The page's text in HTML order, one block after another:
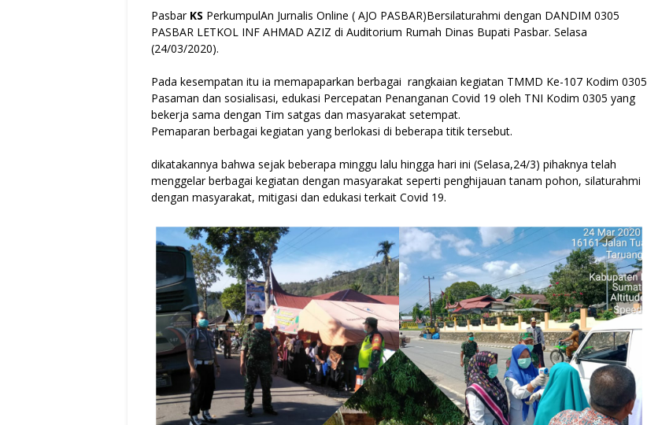
Pasbar KS PerkumpulAn Jurnalis Online ( AJO PASBAR)Bersilaturahmi dengan DANDIM 0305
PASBAR LETKOL INF AHMAD AZIZ di Auditorium Rumah Dinas Bupati Pasbar. Selasa
(24/03/2020).
Pada kesempatan itu ia memapaparkan berbagai rangkaian kegiatan TMMD Ke-107 Kodim 0305
Pasaman dan sosialisasi, edukasi Percepatan Penanganan Covid 19 oleh TNI Kodim 0305 yang
bekerja sama dengan Tim satgas dan masyarakat setempat.
Pemaparan berbagai kegiatan yang berlokasi di beberapa titik tersebut.
dikatakannya bahwa sejak beberapa minggu lalu hingga hari ini (Selasa,24/3) pihaknya telah
menggelar berbagai kegiatan dengan masyarakat seperti penghijauan tanam pohon, silaturahmi
dengan masyarakat, mitigasi dan edukasi terkait Covid 19.